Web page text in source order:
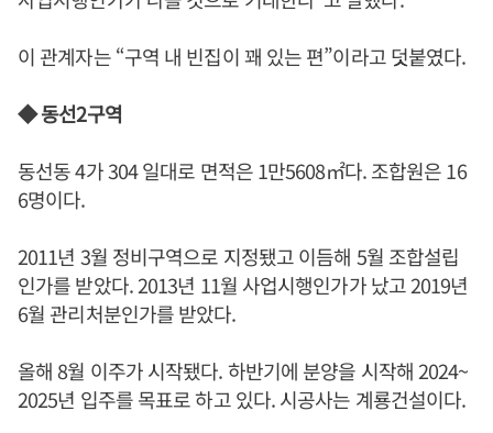
이 관계자는 “구역 내 빈집이 꽤 있는 편”이라고 덧붙였다.
◆ 동선2구역
동선동 4가 304 일대로 면적은 1만5608㎡다. 조합원은 16
6명이다.
2011년 3월 정비구역으로 지정됐고 이듬해 5월 조합설립
인가를 받았다. 2013년 11월 사업시행인가가 났고 2019년
6월 관리처분인가를 받았다.
올해 8월 이주가 시작됐다. 하반기에 분양을 시작해 2024~
2025년 입주를 목표로 하고 있다. 시공사는 계룡건설이다.